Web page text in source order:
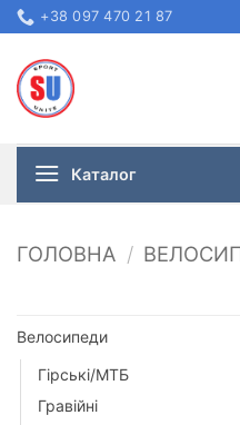
Skip
to
content
+38 097 470 21 87
Каталог
ГОЛОВНА /
Велосипеди
Гірські/МТБ
Гравійні